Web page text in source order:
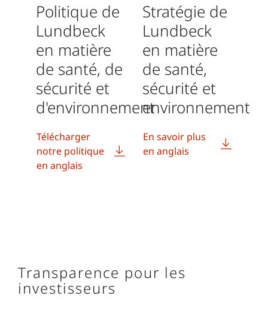
Politique de
Lundbeck
en matière
de santé, de
sécurité et
d'environnement
Télécharger
notre politique
en anglais
Stratégie de
Lundbeck
en matière
de santé,
sécurité et
environnement
En savoir plus
en anglais
Transparence pour les
investisseurs